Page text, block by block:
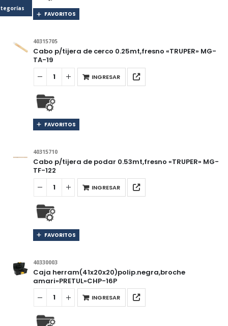
FAVORITOS
40315705
Cabo p/tijera de cerco 0.25mt,fresno «TRUPER» MG-
TA-19
INGRESAR
FAVORITOS
40315710
Cabo p/tijera de podar 0.53mt,fresno «TRUPER» MG-
TF-122
INGRESAR
FAVORITOS
40330003
Caja herram(41x20x20)polip.negra,broche
amari»PRETUL»CHP-16P
INGRESAR